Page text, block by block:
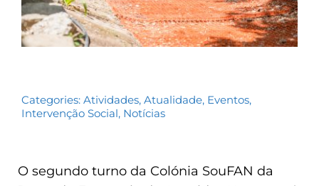
Categories: Atividades, Atualidade, Eventos,
Intervenção Social, Notícias
O segundo turno da Colónia SouFAN da